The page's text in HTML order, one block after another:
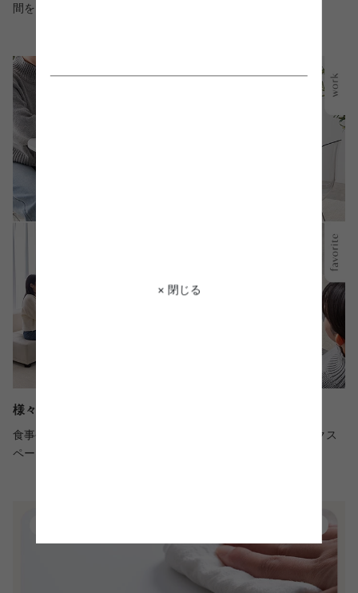
× 閉じる
間をより豊かにお過ごしください。
様々なシーンでお使いいただけます
食事やティータイムなどのダイニング利用はもちろん、ワークス
ペースや来客、趣味など様々なシーンでお使いいただけます。